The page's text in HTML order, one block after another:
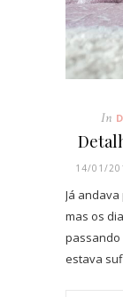
In
14/01/
Já
mas os
passando
estava